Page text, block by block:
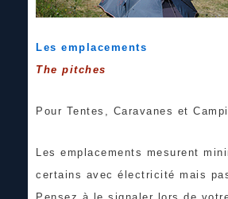
Les emplacements
The pitches
Pour Tentes, Caravanes et
Les emplacements mesurent
certains avec électricité mais